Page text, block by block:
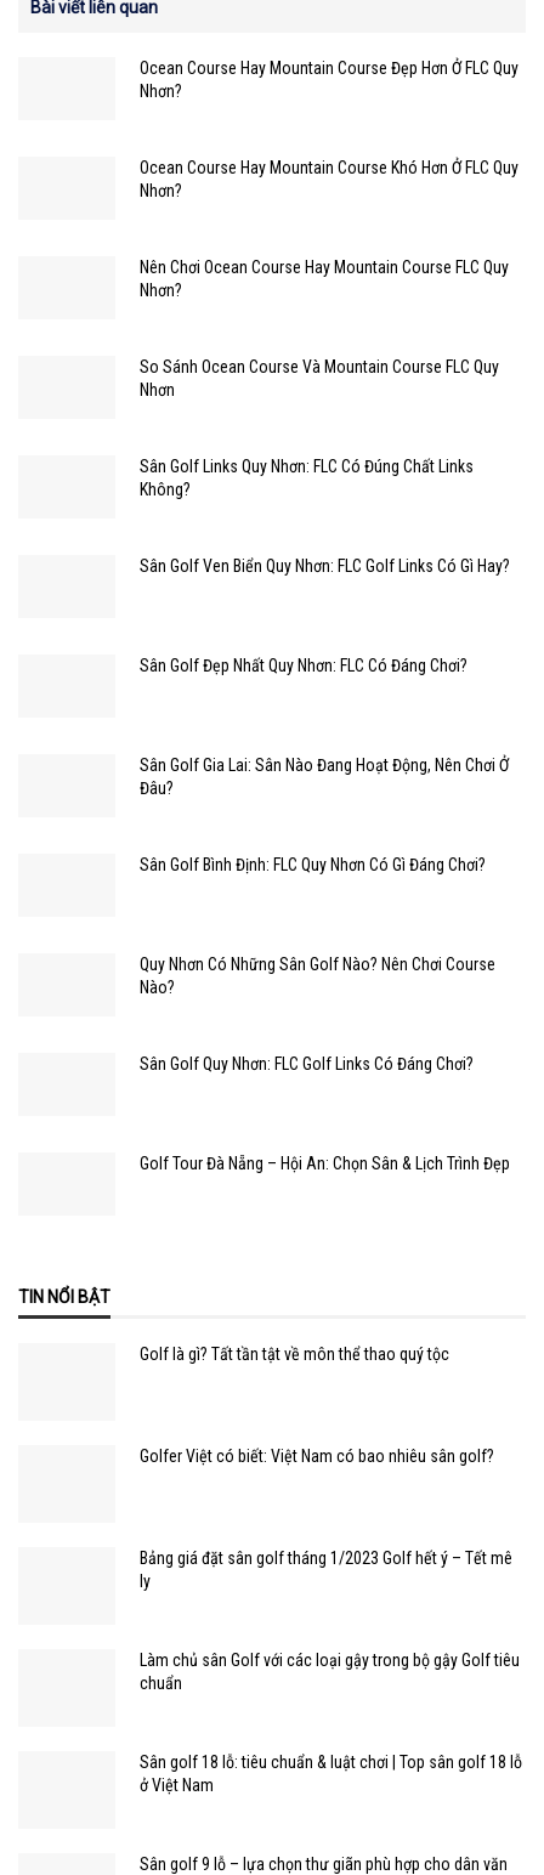
Bài viết liên quan
Ocean Course Hay Mountain Course Đẹp Hơn Ở FLC Quy
Nhơn?
Ocean Course Hay Mountain Course Khó Hơn Ở FLC Quy
Nhơn?
Nên Chơi Ocean Course Hay Mountain Course FLC Quy
Nhơn?
So Sánh Ocean Course Và Mountain Course FLC Quy
Nhơn
Sân Golf Links Quy Nhơn: FLC Có Đúng Chất Links
Không?
Sân Golf Ven Biển Quy Nhơn: FLC Golf Links Có Gì Hay?
Sân Golf Đẹp Nhất Quy Nhơn: FLC Có Đáng Chơi?
Sân Golf Gia Lai: Sân Nào Đang Hoạt Động, Nên Chơi Ở
Đâu?
Sân Golf Bình Định: FLC Quy Nhơn Có Gì Đáng Chơi?
Quy Nhơn Có Những Sân Golf Nào? Nên Chơi Course
Nào?
Sân Golf Quy Nhơn: FLC Golf Links Có Đáng Chơi?
Golf Tour Đà Nẵng – Hội An: Chọn Sân & Lịch Trình Đẹp
TIN NỔI BẬT
Golf là gì? Tất tần tật về môn thể thao quý tộc
Golfer Việt có biết: Việt Nam có bao nhiêu sân golf?
Bảng giá đặt sân golf tháng 1/2023 Golf hết ý – Tết mê
ly
Làm chủ sân Golf với các loại gậy trong bộ gậy Golf tiêu
chuẩn
Sân golf 18 lỗ: tiêu chuẩn & luật chơi | Top sân golf 18 lỗ
ở Việt Nam
Sân golf 9 lỗ – lựa chọn thư giãn phù hợp cho dân văn